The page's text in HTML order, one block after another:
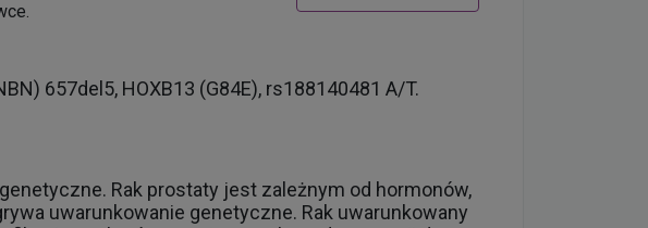
657del5, HOXB13 (G84E), rs188140481 A/T.
Rak prostaty jest zależnym od hormonów,
uwarunkowanie genetyczne. Rak uwarunkowany